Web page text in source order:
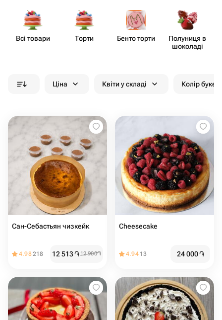
Всі товари Торти Бенто торти
Полуниця в
шоколаді
Ціна Квіти у складі Колір
Сан-Себастьян чизкейк
4.98218 12 513֏12 900֏
Cheesecake
4.94 13 24 000֏